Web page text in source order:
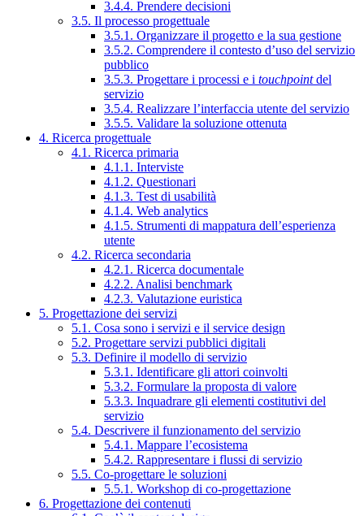
3.4.4. Prendere decisioni
3.5. Il processo progettuale
3.5.1. Organizzare il progetto e la sua gestione
3.5.2. Comprendere il contesto d’uso del servizio
pubblico
3.5.3. Progettare i processi e i touchpointdel
servizio
3.5.4. Realizzare l’interfaccia utente del servizio
3.5.5. Validare la soluzione ottenuta
4. Ricerca progettuale
4.1. Ricerca primaria
4.1.1. Interviste
4.1.2. Questionari
4.1.3. Test di usabilità
4.1.4. Web analytics
4.1.5. Strumenti di mappatura dell’esperienza
utente
4.2. Ricerca secondaria
4.2.1. Ricerca documentale
4.2.2. Analisi benchmark
4.2.3. Valutazione euristica
5. Progettazione dei servizi
5.1. Cosa sono i servizi e il service design
5.2. Progettare servizi pubblici digitali
5.3. Definire il modello di servizio
5.3.1. Identificare gli attori coinvolti
5.3.2. Formulare la proposta di valore
5.3.3. Inquadrare gli elementi costitutivi del
servizio
5.4. Descrivere il funzionamento del servizio
5.4.1. Mappare l’ecosistema
5.4.2. Rappresentare i flussi di servizio
5.5. Co-progettare le soluzioni
5.5.1. Workshop di co-progettazione
6. Progettazione dei contenuti